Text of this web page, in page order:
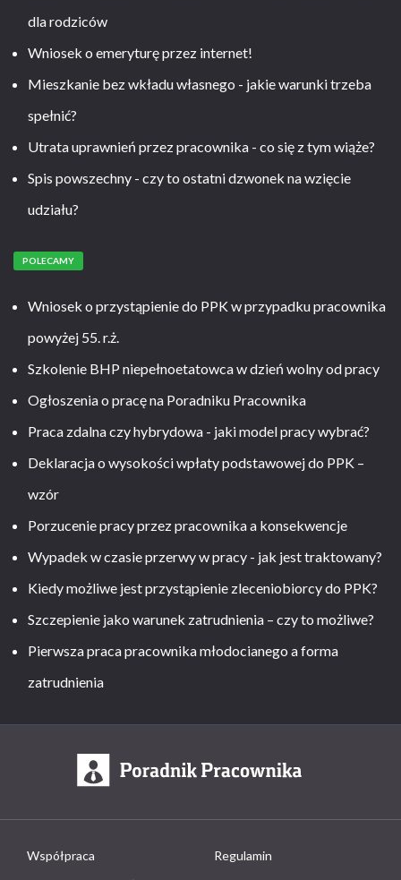
dla rodziców
Wniosek o emeryturę przez internet!
Mieszkanie bez wkładu własnego - jakie warunki trzeba
spełnić?
Utrata uprawnień przez pracownika - co się z tym wiąże?
Spis powszechny - czy to ostatni dzwonek na wzięcie
udziału?
POLECAMY
Wniosek o przystąpienie do PPK w przypadku pracownika
powyżej 55. r.ż.
Szkolenie BHP niepełnoetatowca w dzień wolny od pracy
Ogłoszenia o pracę na Poradniku Pracownika
Praca zdalna czy hybrydowa - jaki model pracy wybrać?
Deklaracja o wysokości wpłaty podstawowej do PPK –
wzór
Porzucenie pracy przez pracownika a konsekwencje
Wypadek w czasie przerwy w pracy - jak jest traktowany?
Kiedy możliwe jest przystąpienie zleceniobiorcy do PPK?
Szczepienie jako warunek zatrudnienia – czy to możliwe?
Pierwsza praca pracownika młodocianego a forma
zatrudnienia
Współpraca
Regulamin